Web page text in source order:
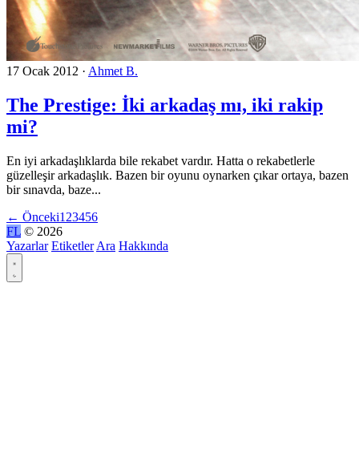
17 Ocak 2012 · Ahmet B.
The Prestige: İki arkadaş mı, iki rakip
mi?
En iyi arkadaşlıklarda bile rekabet vardır. Hatta o rekabetlerle
güzelleşir arkadaşlık. Bazen bir oyunu oynarken çıkar ortaya, bazen
bir sınavda, baze...
← Önceki1 23456
FL © 2026
Yazarlar Etiketler Ara Hakkında